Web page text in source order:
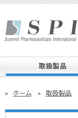
取扱製品
ホーム 取扱製品